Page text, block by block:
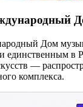
Дом
единственным в
—
комплекса.